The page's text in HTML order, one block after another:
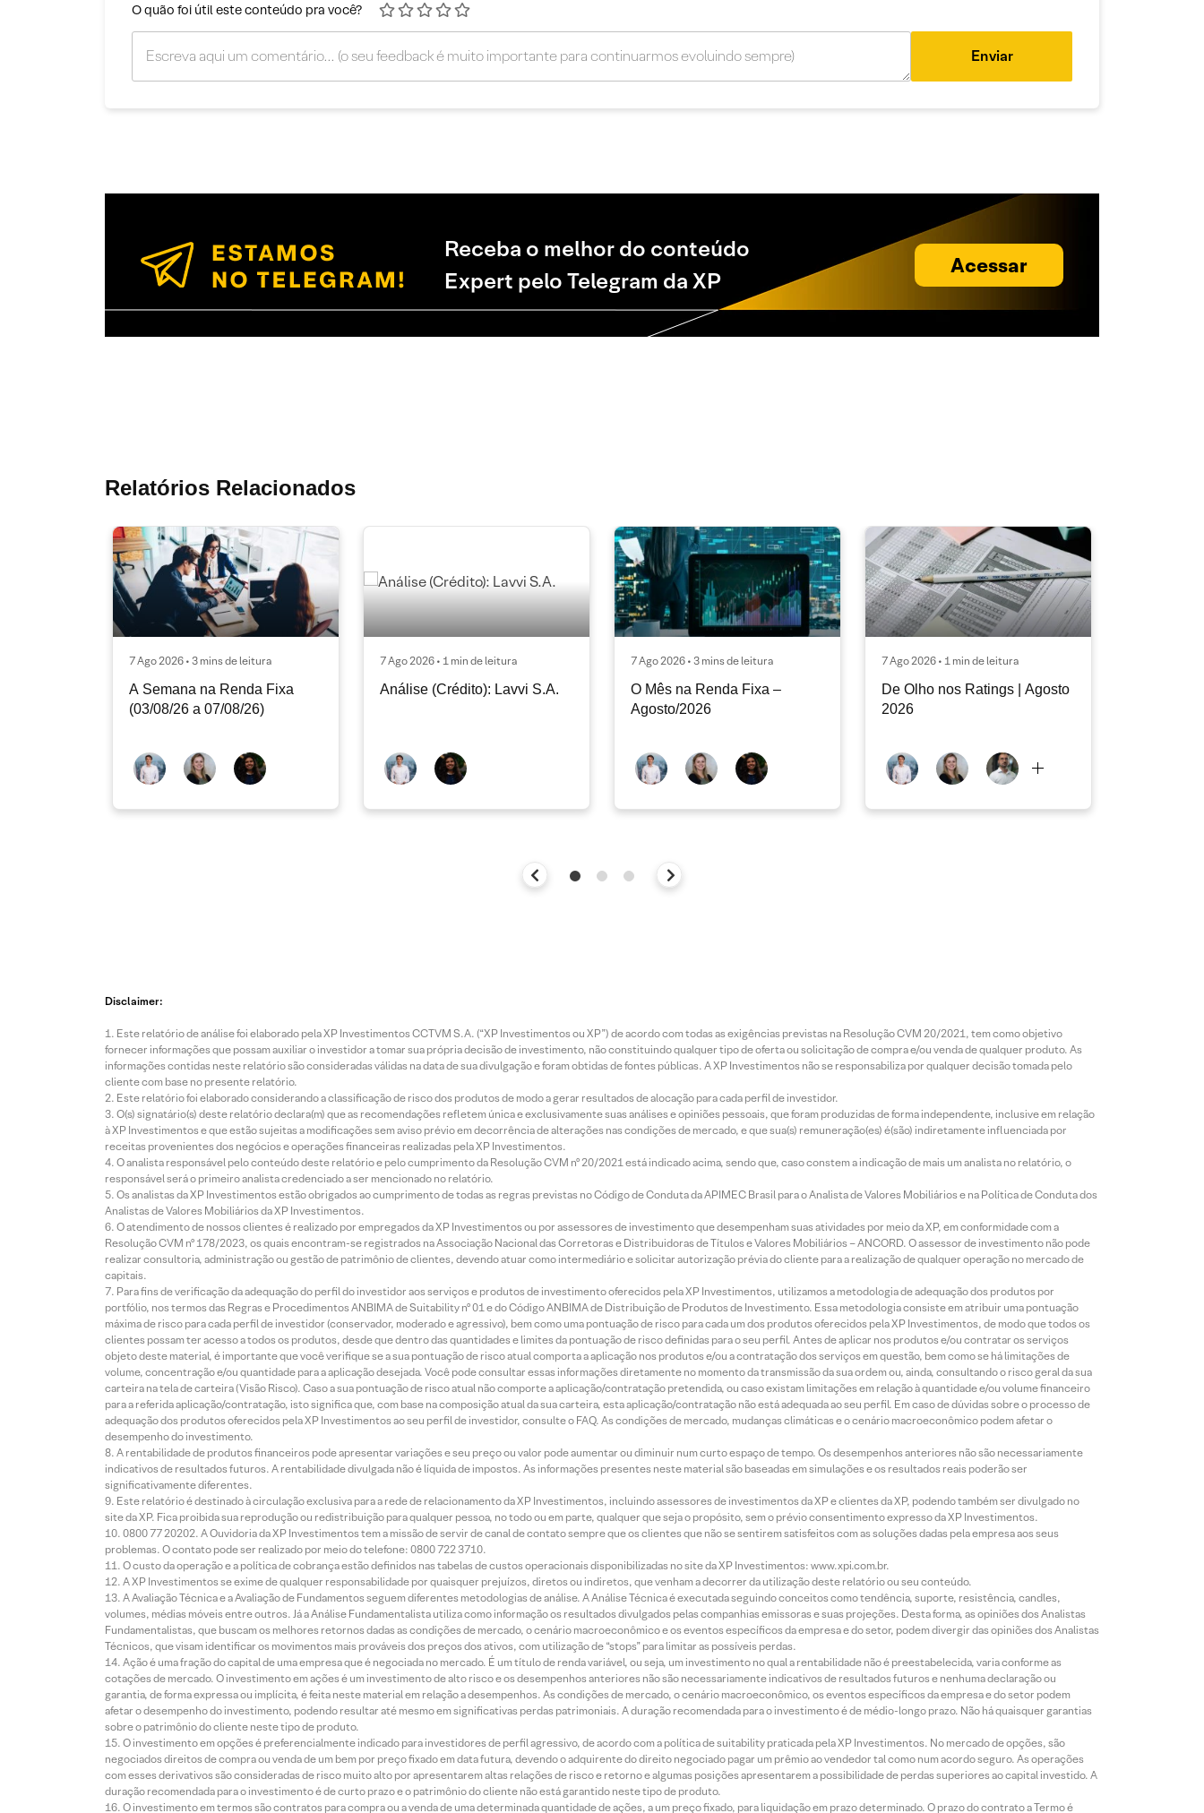
O quão foi útil este conteúdo pra você?
Enviar
Receba o melhor do conteúdo
Expert pelo Telegram da XP
Acessar
Relatórios Relacionados
7 Ago 2026 • 3 mins de leitura
A Semana na Renda Fixa
(03/08/26 a 07/08/26)
7 Ago 2026 • 1 min de leitura
Análise (Crédito): Lavvi S.A.
7 Ago 2026 • 3 mins de leitura
O Mês na Renda Fixa –
Agosto/2026
7 Ago 2026 • 1 min de leitura
De Olho nos Ratings | Agosto
2026
Disclaimer:
Este relatório de análise foi elaborado pela XP Investimentos CCTVM S.A. (“XP Investimentos ou XP”) de acordo com todas as exigências previstas na Resolução CVM 20/2021, tem como objetivo
fornecer informações que possam auxiliar o investidor a tomar sua própria decisão de investimento, não constituindo qualquer tipo de oferta ou solicitação de compra e/ou venda de qualquer produto. As
informações contidas neste relatório são consideradas válidas na data de sua divulgação e foram obtidas de fontes públicas. A XP Investimentos não se responsabiliza por qualquer decisão tomada pelo
cliente com base no presente relatório.
Este relatório foi elaborado considerando a classificação de risco dos produtos de modo a gerar resultados de alocação para cada perfil de investidor.
O(s) signatário(s) deste relatório declara(m) que as recomendações refletem única e exclusivamente suas análises e opiniões pessoais, que foram produzidas de forma independente, inclusive em relação
à XP Investimentos e que estão sujeitas a modificações sem aviso prévio em decorrência de alterações nas condições de mercado, e que sua(s) remuneração(es) é(são) indiretamente influenciada por
receitas provenientes dos negócios e operações financeiras realizadas pela XP Investimentos.
O analista responsável pelo conteúdo deste relatório e pelo cumprimento da Resolução CVM nº 20/2021 está indicado acima, sendo que, caso constem a indicação de mais um analista no relatório, o
responsável será o primeiro analista credenciado a ser mencionado no relatório.
Os analistas da XP Investimentos estão obrigados ao cumprimento de todas as regras previstas no Código de Conduta da APIMEC Brasil para o Analista de Valores Mobiliários e na Política de Conduta dos
Analistas de Valores Mobiliários da XP Investimentos.
O atendimento de nossos clientes é realizado por empregados da XP Investimentos ou por assessores de investimento que desempenham suas atividades por meio da XP, em conformidade com a
Resolução CVM nº 178/2023, os quais encontram-se registrados na Associação Nacional das Corretoras e Distribuidoras de Títulos e Valores Mobiliários – ANCORD. O assessor de investimento não pode
realizar consultoria, administração ou gestão de patrimônio de clientes, devendo atuar como intermediário e solicitar autorização prévia do cliente para a realização de qualquer operação no mercado de
capitais.
Para fins de verificação da adequação do perfil do investidor aos serviços e produtos de investimento oferecidos pela XP Investimentos, utilizamos a metodologia de adequação dos produtos por
portfólio, nos termos das Regras e Procedimentos ANBIMA de Suitability nº 01 e do Código ANBIMA de Distribuição de Produtos de Investimento. Essa metodologia consiste em atribuir uma pontuação
máxima de risco para cada perfil de investidor (conservador, moderado e agressivo), bem como uma pontuação de risco para cada um dos produtos oferecidos pela XP Investimentos, de modo que todos os
clientes possam ter acesso a todos os produtos, desde que dentro das quantidades e limites da pontuação de risco definidas para o seu perfil. Antes de aplicar nos produtos e/ou contratar os serviços
objeto deste material, é importante que você verifique se a sua pontuação de risco atual comporta a aplicação nos produtos e/ou a contratação dos serviços em questão, bem como se há limitações de
volume, concentração e/ou quantidade para a aplicação desejada. Você pode consultar essas informações diretamente no momento da transmissão da sua ordem ou, ainda, consultando o risco geral da sua
carteira na tela de carteira (Visão Risco). Caso a sua pontuação de risco atual não comporte a aplicação/contratação pretendida, ou caso existam limitações em relação à quantidade e/ou volume financeiro
para a referida aplicação/contratação, isto significa que, com base na composição atual da sua carteira, esta aplicação/contratação não está adequada ao seu perfil. Em caso de dúvidas sobre o processo de
adequação dos produtos oferecidos pela XP Investimentos ao seu perfil de investidor, consulte o FAQ. As condições de mercado, mudanças climáticas e o cenário macroeconômico podem afetar o
desempenho do investimento.
A rentabilidade de produtos financeiros pode apresentar variações e seu preço ou valor pode aumentar ou diminuir num curto espaço de tempo. Os desempenhos anteriores não são necessariamente
indicativos de resultados futuros. A rentabilidade divulgada não é líquida de impostos. As informações presentes neste material são baseadas em simulações e os resultados reais poderão ser
significativamente diferentes.
Este relatório é destinado à circulação exclusiva para a rede de relacionamento da XP Investimentos, incluindo assessores de investimentos da XP e clientes da XP, podendo também ser divulgado no
site da XP. Fica proibida sua reprodução ou redistribuição para qualquer pessoa, no todo ou em parte, qualquer que seja o propósito, sem o prévio consentimento expresso da XP Investimentos.
0800 77 20202. A Ouvidoria da XP Investimentos tem a missão de servir de canal de contato sempre que os clientes que não se sentirem satisfeitos com as soluções dadas pela empresa aos seus
problemas. O contato pode ser realizado por meio do telefone: 0800 722 3710.
O custo da operação e a política de cobrança estão definidos nas tabelas de custos operacionais disponibilizadas no site da XP Investimentos: www.xpi.com.br.
A XP Investimentos se exime de qualquer responsabilidade por quaisquer prejuízos, diretos ou indiretos, que venham a decorrer da utilização deste relatório ou seu conteúdo.
A Avaliação Técnica e a Avaliação de Fundamentos seguem diferentes metodologias de análise. A Análise Técnica é executada seguindo conceitos como tendência, suporte, resistência, candles,
volumes, médias móveis entre outros. Já a Análise Fundamentalista utiliza como informação os resultados divulgados pelas companhias emissoras e suas projeções. Desta forma, as opiniões dos Analistas
Fundamentalistas, que buscam os melhores retornos dadas as condições de mercado, o cenário macroeconômico e os eventos específicos da empresa e do setor, podem divergir das opiniões dos Analistas
Técnicos, que visam identificar os movimentos mais prováveis dos preços dos ativos, com utilização de “stops” para limitar as possíveis perdas.
Ação é uma fração do capital de uma empresa que é negociada no mercado. É um título de renda variável, ou seja, um investimento no qual a rentabilidade não é preestabelecida, varia conforme as
cotações de mercado. O investimento em ações é um investimento de alto risco e os desempenhos anteriores não são necessariamente indicativos de resultados futuros e nenhuma declaração ou
garantia, de forma expressa ou implícita, é feita neste material em relação a desempenhos. As condições de mercado, o cenário macroeconômico, os eventos específicos da empresa e do setor podem
afetar o desempenho do investimento, podendo resultar até mesmo em significativas perdas patrimoniais. A duração recomendada para o investimento é de médio-longo prazo. Não há quaisquer garantias
sobre o patrimônio do cliente neste tipo de produto.
O investimento em opções é preferencialmente indicado para investidores de perfil agressivo, de acordo com a política de suitability praticada pela XP Investimentos. No mercado de opções, são
negociados direitos de compra ou venda de um bem por preço fixado em data futura, devendo o adquirente do direito negociado pagar um prêmio ao vendedor tal como num acordo seguro. As operações
com esses derivativos são consideradas de risco muito alto por apresentarem altas relações de risco e retorno e algumas posições apresentarem a possibilidade de perdas superiores ao capital investido. A
duração recomendada para o investimento é de curto prazo e o patrimônio do cliente não está garantido neste tipo de produto.
O investimento em termos são contratos para compra ou a venda de uma determinada quantidade de ações, a um preço fixado, para liquidação em prazo determinado. O prazo do contrato a Termo é